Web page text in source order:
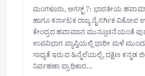
ಮಂಗಳೂರು, ಆಗಸ್ಟ್ 7: ಭಾರತೀಯ
ಹಾಗೂ ಕರ್ನಾಟಕ ರಾಜ್ಯ ನೈಸರ್ಗಿಕ ವಿಕೋಪ
ಕೇಂದ್ರದ ಹವಾಮಾನ ಮುನ್ಸೂಚನೆಯಂತೆ
ಉಪವಿಭಾಗ ವ್ಯಾಪ್ತಿಯಲ್ಲಿ ಭಾರೀ ಮಳೆ
ಸಾಧ್ಯತೆ ಇರುವ ಹಿನ್ನೆಲೆಯಲ್ಲಿ, ದಕ್ಷಿಣ ಕನ್ನಡ
ನಿರ್ವಹಣಾ ಪ್ರಾಧಿಕಾರ…